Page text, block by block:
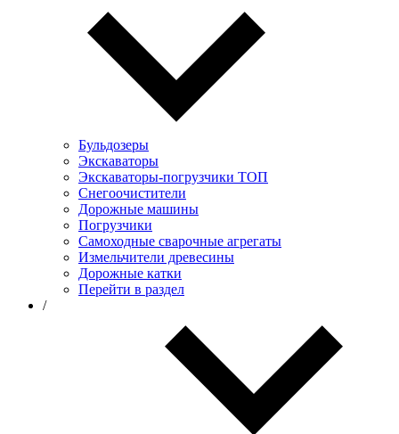
Бульдозеры
Экскаваторы
Экскаваторы-погрузчики ТОП
Снегоочистители
Дорожные машины
Погрузчики
Самоходные сварочные агрегаты
Измельчители древесины
Дорожные катки
Перейти в раздел
/